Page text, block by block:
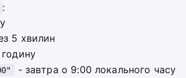
:
5 хвилин
- завтра о 9:00 локального часу